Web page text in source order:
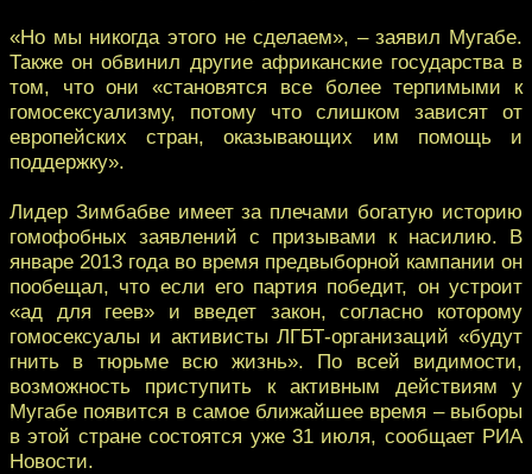
«Но мы никогда этого не сделаем», – заявил Мугабе.
Также он обвинил другие африканские государства в
том, что они «становятся все более терпимыми к
гомосексуализму, потому что слишком зависят от
европейских стран, оказывающих им помощь и
поддержку».
Лидер Зимбабве имеет за плечами богатую историю
гомофобных заявлений с призывами к насилию. В
январе 2013 года во время предвыборной кампании он
пообещал, что если его партия победит, он устроит
«ад для геев» и введет закон, согласно которому
гомосексуалы и активисты ЛГБТ-организаций «будут
гнить в тюрьме всю жизнь». По всей видимости,
возможность приступить к активным действиям у
Мугабе появится в самое ближайшее время – выборы
в этой стране состоятся уже 31 июля, сообщает РИА
Новости.